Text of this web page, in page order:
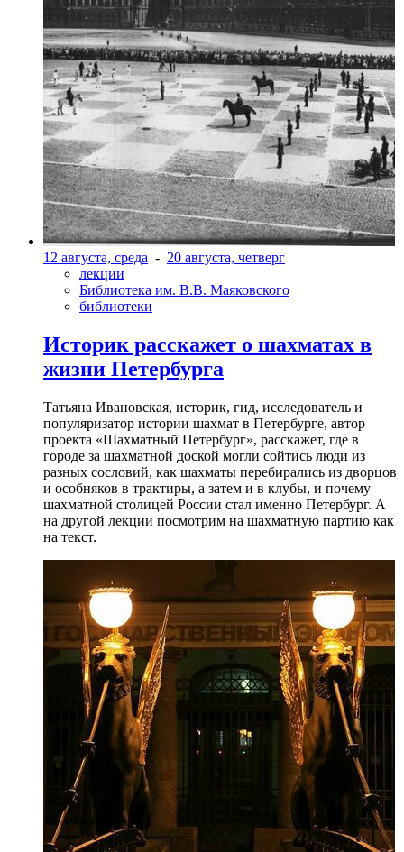
12 августа, среда - 20 августа, четверг
лекции
Библиотека им. В.В. Маяковского
библиотеки
Историк расскажет о шахматах в
жизни Петербурга
Татьяна Ивановская, историк, гид, исследователь и
популяризатор истории шахмат в Петербурге, автор
проекта «Шахматный Петербург», расскажет, где в
городе за шахматной доской могли сойтись люди из
разных сословий, как шахматы перебирались из дворцов
и особняков в трактиры, а затем и в клубы, и почему
шахматной столицей России стал именно Петербург. А
на другой лекции посмотрим на шахматную партию как
на текст.